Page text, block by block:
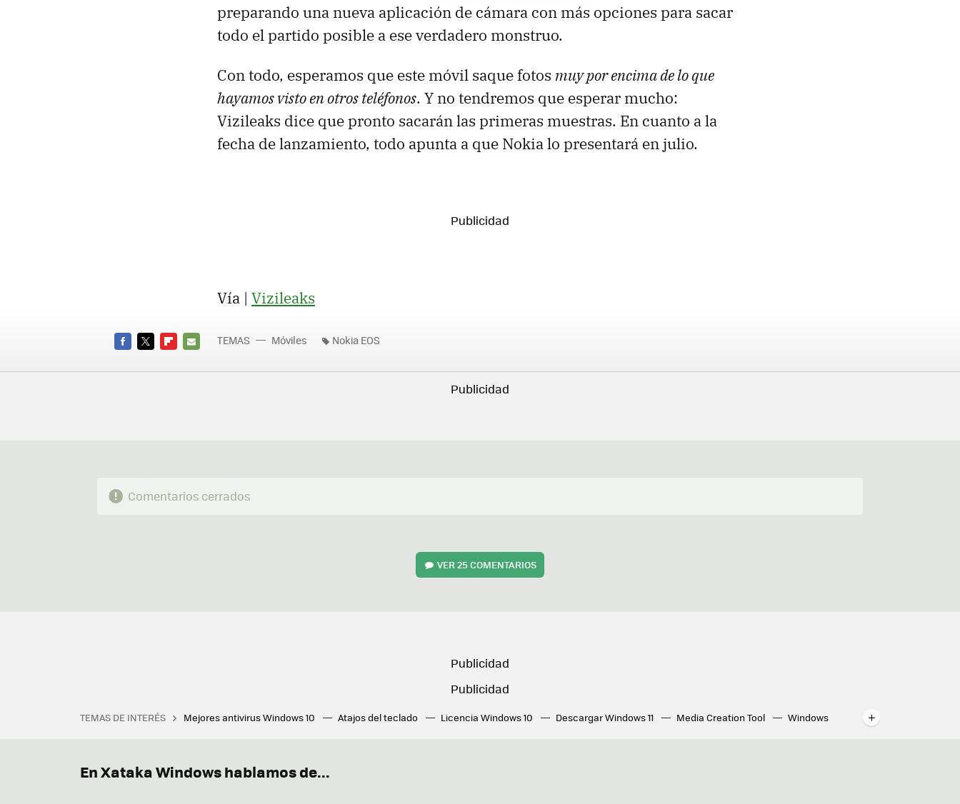
preparando una nueva aplicación de cámara con más opciones para sacar
todo el partido posible a ese verdadero monstruo.
Con todo, esperamos que este móvil saque fotos muy por encima de lo que
hayamos visto en otros teléfonos. Y no tendremos que esperar mucho:
Vizileaks dice que pronto sacarán las primeras muestras. En cuanto a la
fecha de lanzamiento, todo apunta a que Nokia lo presentará en julio.
Vía | Vizileaks
MAIL
TEMAS Móviles Nokia EOS
Comentarios cerrados
VER25 COMENTARIOS
TEMAS DE INTERÉS Mejores antivirus Windows 10 Atajos del teclado Licencia Windows 10 Descargar Windows 11 Media Creation Tool
Windows
En Xataka Windows hablamos de...